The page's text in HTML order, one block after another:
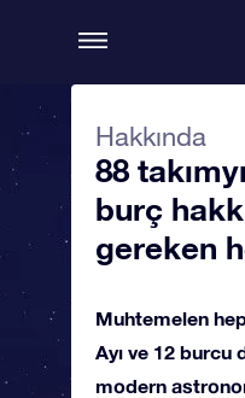
Hakkında
88
burç
gereken
Muhtemelen
Ayı ve 12 burcu
modern